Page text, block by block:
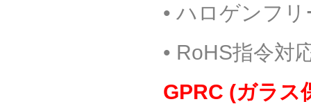
• ハロゲンフリ
• RoHS指令対
GPRC (ガラス